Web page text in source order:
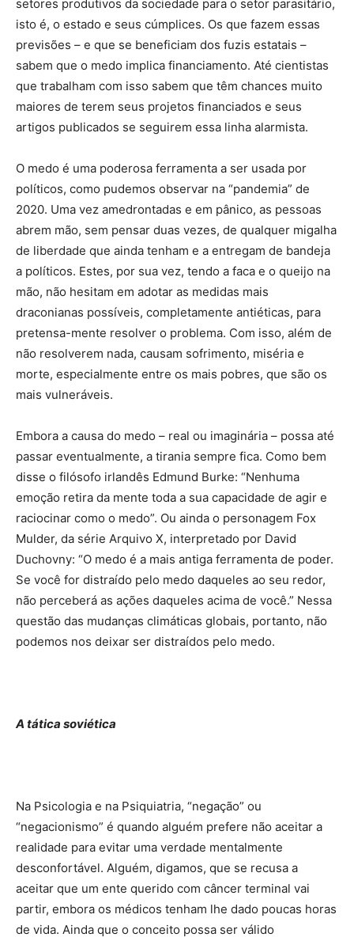
setores produtivos da sociedade para o setor parasitário,
isto é, o estado e seus cúmplices. Os que fazem essas
previsões – e que se beneficiam dos fuzis estatais –
sabem que o medo implica financiamento. Até cientistas
que trabalham com isso sabem que têm chances muito
maiores de terem seus projetos financiados e seus
artigos publicados se seguirem essa linha alarmista.
O medo é uma poderosa ferramenta a ser usada por
políticos, como pudemos observar na “pandemia” de
2020. Uma vez amedrontadas e em pânico, as pessoas
abrem mão, sem pensar duas vezes, de qualquer migalha
de liberdade que ainda tenham e a entregam de bandeja
a políticos. Estes, por sua vez, tendo a faca e o queijo na
mão, não hesitam em adotar as medidas mais
draconianas possíveis, completamente antiéticas, para
pretensa-mente resolver o problema. Com isso, além de
não resolverem nada, causam sofrimento, miséria e
morte, especialmente entre os mais pobres, que são os
mais vulneráveis.
Embora a causa do medo – real ou imaginária – possa até
passar eventualmente, a tirania sempre fica. Como bem
disse o filósofo irlandês Edmund Burke: “Nenhuma
emoção retira da mente toda a sua capacidade de agir e
raciocinar como o medo”. Ou ainda o personagem Fox
Mulder, da série Arquivo X, interpretado por David
Duchovny: “O medo é a mais antiga ferramenta de poder.
Se você for distraído pelo medo daqueles ao seu redor,
não perceberá as ações daqueles acima de você.” Nessa
questão das mudanças climáticas globais, portanto, não
podemos nos deixar ser distraídos pelo medo.
A tática soviética
Na Psicologia e na Psiquiatria, “negação” ou
“negacionismo” é quando alguém prefere não aceitar a
realidade para evitar uma verdade mentalmente
desconfortável. Alguém, digamos, que se recusa a
aceitar que um ente querido com câncer terminal vai
partir, embora os médicos tenham lhe dado poucas horas
de vida. Ainda que o conceito possa ser válido